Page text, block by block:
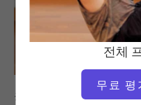
전체
무료 평
궁극의 코어 트레이닝 방법인